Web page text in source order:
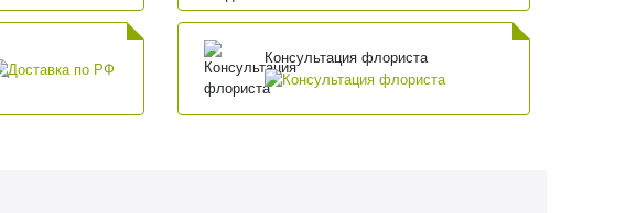
Консультация флориста